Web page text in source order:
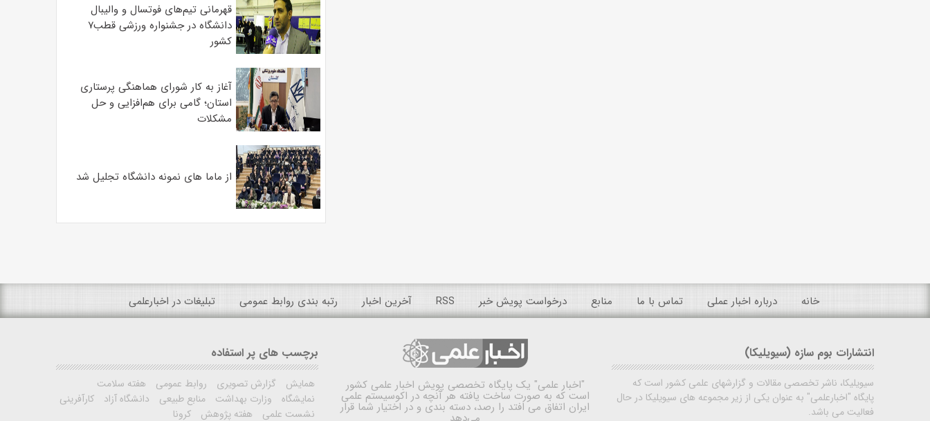
قهرمانی تیم‌های فوتسال و والیبال
دانشگاه در جشنواره ورزشی قطب۷
کشور
آغاز به کار شورای هماهنگی پرستاری
استان؛ گامی برای هم‌افزایی و حل
مشکلات
از ماما های نمونه دانشگاه تجلیل شد
خانه درباره اخبار عملی تماس با ما منابع درخواست پویش خبر RSS آخرین اخبار رتبه بندی روابط عمومی تبلیغات در اخبارعلمی
انتشارات بوم سازه (سیویلیکا)
سیویلیکا، ناشر تخصصی مقالات و گزارشهای علمی کشور است که
پایگاه "اخبارعلمی" به عنوان یکی از زیر مجموعه های سیویلیکا در حال
فعالیت می باشد.
"اخبار علمی" یک پایگاه تخصصی پویش اخبار علمی کشور
است که به صورت ساخت یافته هر آنچه در اکوسیستم علمی
ایران اتفاق می افتد را رصد، دسته بندی و در اختیار شما قرار
برچسب های پر استفاده
همایش گزارش تصویری روابط عمومی
هفته سلامت
نمایشگاه
وزارت بهداشت منابع طبیعی دانشگاه آزاد
کارآفرینی
نشست علمی
هفته پژوهش کرونا